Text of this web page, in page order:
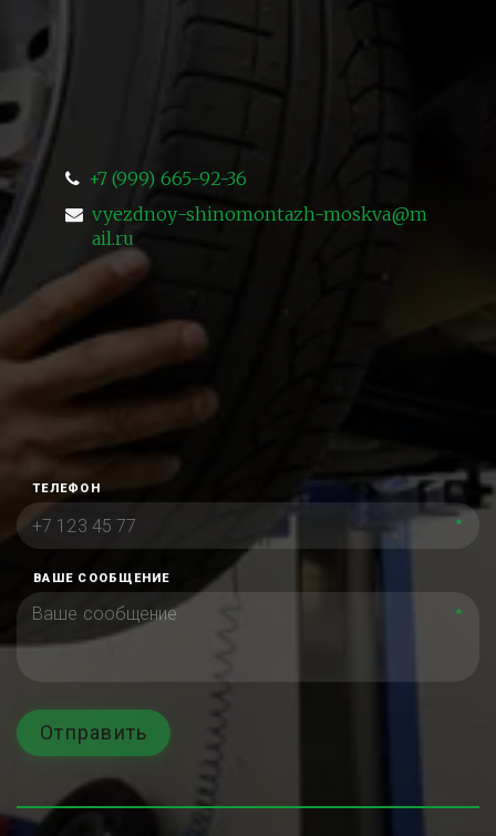
+7 (999) 665-92-36
vyezdnoy-shinomontazh-moskva@m
ail.ru
ТЕЛЕФОН
*
ВАШЕ СООБЩЕНИЕ
*
Отправить